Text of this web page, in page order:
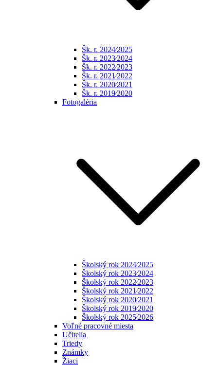
Šk. r. 2024⁄2025
Šk. r. 2023⁄2024
Šk. r. 2022⁄2023
Šk. r. 2021⁄2022
Šk. r. 2020⁄2021
Šk. r. 2019⁄2020
Fotogaléria
Školský rok 2024⁄2025
Školský rok 2023⁄2024
Školský rok 2022⁄2023
Školský rok 2021⁄2022
Školský rok 2020⁄2021
Školský rok 2019⁄2020
Školský rok 2025⁄2026
Voľné pracovné miesta
Učitelia
Triedy
Známky
Žiaci